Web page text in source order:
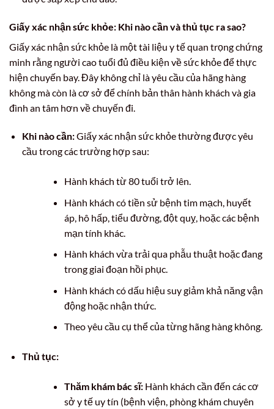
Giấy xác nhận sức khỏe: Khi nào cần và thủ tục ra sao?
Giấy xác nhận sức khỏe là một tài liệu y tế quan trọng chứng
minh rằng người cao tuổi đủ điều kiện về sức khỏe để thực
hiện chuyến bay. Đây không chỉ là yêu cầu của hãng hàng
không mà còn là cơ sở để chính bản thân hành khách và gia
đình an tâm hơn về chuyến đi.
Khi nào cần:Giấy xác nhận sức khỏe thường được yêu
cầu trong các trường hợp sau:
Hành khách từ 80 tuổi trở lên.
Hành khách có tiền sử bệnh tim mạch, huyết
áp, hô hấp, tiểu đường, đột quỵ, hoặc các bệnh
mạn tính khác.
Hành khách vừa trải qua phẫu thuật hoặc đang
trong giai đoạn hồi phục.
Hành khách có dấu hiệu suy giảm khả năng vận
động hoặc nhận thức.
Theo yêu cầu cụ thể của từng hãng hàng không.
Thủ tục:
Thăm khám bác sĩ:Hành khách cần đến các cơ
sở y tế uy tín (bệnh viện, phòng khám chuyên